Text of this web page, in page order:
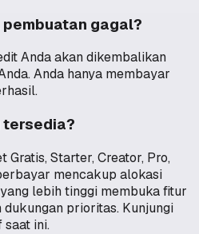
gagal?
Anda akan dikembalikan
Anda hanya membayar
Gratis, Starter, Creator, Pro,
mencakup alokasi
lebih tinggi membuka fitur
prioritas. Kunjungi
saat ini.